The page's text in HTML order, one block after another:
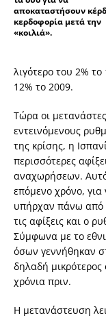
αποκαταστήσουν
κερδοφορία μετά την
«κοιλιά».
λιγότερο του 2%
12% το 2009.
Τώρα οι
εντεινόμενους
της κρίσης, η
περισσότερες
αναχωρήσεων.
επόμενο χρόνο, για
υπήρχαν πάνω από
τις αφίξεις και ο
Σύμφωνα με το
όσων γεννήθηκαν
δηλαδή
χρόνια πριν.
Η μετανάστευση